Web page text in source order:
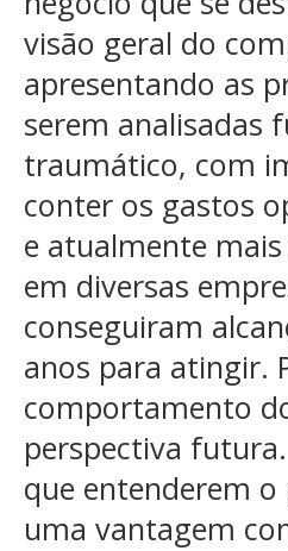
visão geral do
apresentando as
serem analisadas
traumático, com
conter os gastos
e atualmente
em diversas
conseguiram
anos para atingir.
comportamento
perspectiva
que entenderem
uma vantagem